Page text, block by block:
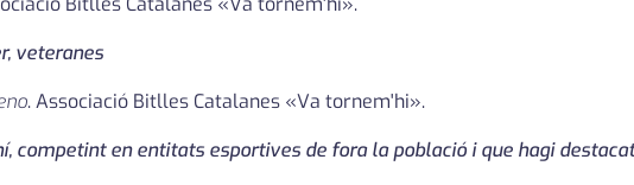
veteranes
. Associació Bitlles Catalanes «Va tornem'hi».
competint en entitats esportives de fora la població i que hagi